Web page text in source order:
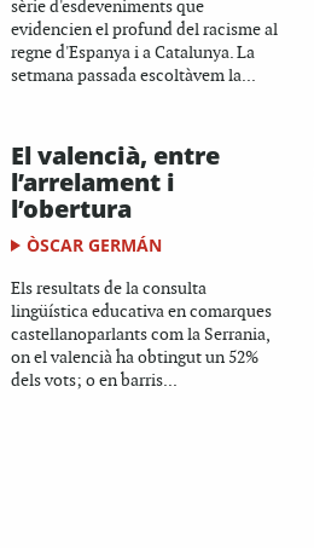
sèrie d'esdeveniments que
evidencien el profund del racisme al
regne d'Espanya i a Catalunya. La
setmana passada escoltàvem la...
El valencià, entre
l’arrelament i
l’obertura
ÒSCAR GERMÁN
Els resultats de la consulta
lingüística educativa en comarques
castellanoparlants com la Serrania,
on el valencià ha obtingut un 52%
dels vots; o en barris...